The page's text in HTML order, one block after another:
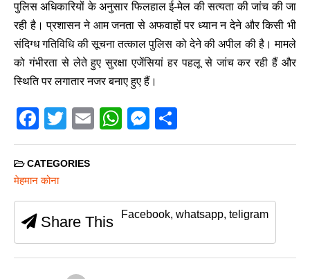
पुलिस अधिकारियों के अनुसार फिलहाल ई-मेल की सत्यता की जांच की जा
रही है। प्रशासन ने आम जनता से अफवाहों पर ध्यान न देने और किसी भी
संदिग्ध गतिविधि की सूचना तत्काल पुलिस को देने की अपील की है। मामले
को गंभीरता से लेते हुए सुरक्षा एजेंसियां हर पहलू से जांच कर रही हैं और
स्थिति पर लगातार नजर बनाए हुए हैं।
F
a
c
e
b
o
o
T
wi
tt
E
m
W
h
A
p
M
e
n
er
h
CATEGORIES
मेहमान कोना
Share This Facebook, whatsapp, teligram